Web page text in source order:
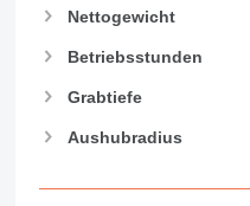
438
D series
Nettogewicht
Betriebsstunden
Grabtiefe
Aushubradius